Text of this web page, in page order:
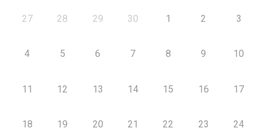
27 28 29 30 1 2 3
4 5 6 7 8 9 10
11 12 13 14 15 16 17
18 19 20 21 22 23 24